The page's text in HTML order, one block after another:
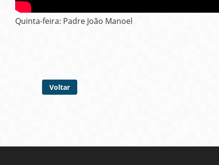
Quinta-feira: Padre João Manoel
Voltar